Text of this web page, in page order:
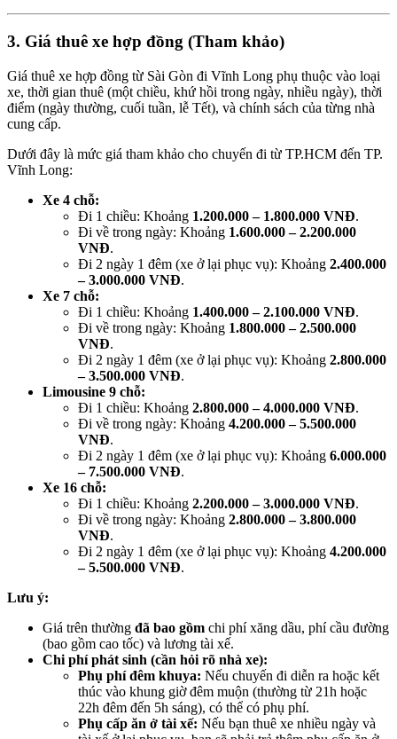
3. Giá thuê xe hợp đồng (Tham khảo)
Giá thuê xe hợp đồng từ Sài Gòn đi Vĩnh Long phụ thuộc vào loại
xe, thời gian thuê (một chiều, khứ hồi trong ngày, nhiều ngày), thời
điểm (ngày thường, cuối tuần, lễ Tết), và chính sách của từng nhà
cung cấp.
Dưới đây là mức giá tham khảo cho chuyến đi từ TP.HCM đến TP.
Vĩnh Long:
Xe 4 chỗ:
Đi 1 chiều: Khoảng 1.200.000 – 1.800.000 VNĐ.
Đi về trong ngày: Khoảng 1.600.000 – 2.200.000
VNĐ.
Đi 2 ngày 1 đêm (xe ở lại phục vụ): Khoảng 2.400.000
– 3.000.000 VNĐ.
Xe 7 chỗ:
Đi 1 chiều: Khoảng 1.400.000 – 2.100.000 VNĐ.
Đi về trong ngày: Khoảng 1.800.000 – 2.500.000
VNĐ.
Đi 2 ngày 1 đêm (xe ở lại phục vụ): Khoảng 2.800.000
– 3.500.000 VNĐ.
Limousine 9 chỗ:
Đi 1 chiều: Khoảng 2.800.000 – 4.000.000 VNĐ.
Đi về trong ngày: Khoảng 4.200.000 – 5.500.000
VNĐ.
Đi 2 ngày 1 đêm (xe ở lại phục vụ): Khoảng 6.000.000
– 7.500.000 VNĐ.
Xe 16 chỗ:
Đi 1 chiều: Khoảng 2.200.000 – 3.000.000 VNĐ.
Đi về trong ngày: Khoảng 2.800.000 – 3.800.000
VNĐ.
Đi 2 ngày 1 đêm (xe ở lại phục vụ): Khoảng 4.200.000
– 5.500.000 VNĐ.
Lưu ý:
Giá trên thường đã bao gồm chi phí xăng dầu, phí cầu đường
(bao gồm cao tốc) và lương tài xế.
Chi phí phát sinh (cần hỏi rõ nhà xe):
Phụ phí đêm khuya: Nếu chuyến đi diễn ra hoặc kết
thúc vào khung giờ đêm muộn (thường từ 21h hoặc
22h đêm đến 5h sáng), có thể có phụ phí.
Phụ cấp ăn ở tài xế: Nếu bạn thuê xe nhiều ngày và